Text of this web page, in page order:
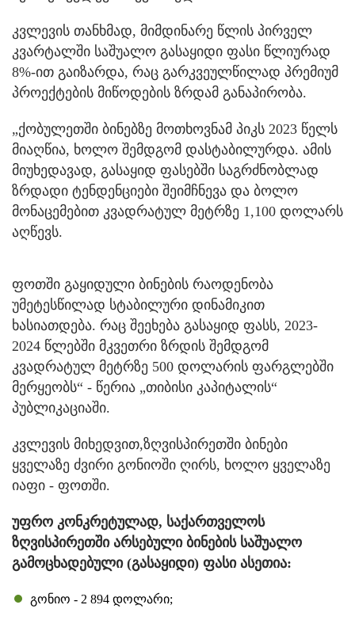
კვლევის თანხმად, მიმდინარე წლის პირველ
კვარტალში საშუალო გასაყიდი ფასი წლიურად
8%-ით გაიზარდა, რაც გარკვეულწილად პრემიუმ
პროექტების მიწოდების ზრდამ განაპირობა.
„ქობულეთში ბინებზე მოთხოვნამ პიკს 2023 წელს
მიაღწია, ხოლო შემდგომ დასტაბილურდა. ამის
მიუხედავად, გასაყიდ ფასებში საგრძნობლად
ზრდადი ტენდენციები შეიმჩნევა და ბოლო
მონაცემებით კვადრატულ მეტრზე 1,100 დოლარს
აღწევს.
ფოთში გაყიდული ბინების რაოდენობა
უმეტესწილად სტაბილური დინამიკით
ხასიათდება. რაც შეეხება გასაყიდ ფასს, 2023-
2024 წლებში მკვეთრი ზრდის შემდგომ
კვადრატულ მეტრზე 500 დოლარის ფარგლებში
მერყეობს“ - წერია „თიბისი კაპიტალის“
პუბლიკაციაში.
კვლევის მიხედვით,ზღვისპირეთში ბინები
ყველაზე ძვირი გონიოში ღირს, ხოლო ყველაზე
იაფი - ფოთში.
უფრო კონკრეტულად, საქართველოს
ზღვისპირეთში არსებული ბინების საშუალო
გამოცხადებული (გასაყიდი) ფასი ასეთია:
გონიო - 2 894 დოლარი;